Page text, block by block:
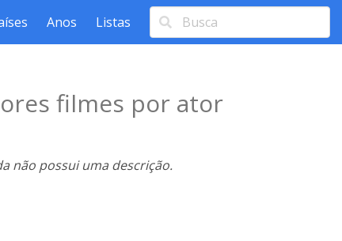
Anos Listas
filmes por ator
não possui uma descrição.